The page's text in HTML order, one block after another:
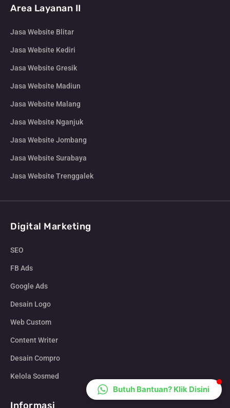
Online
Butuh Bantuan? Klik Disini
Area Layanan II
Jasa Website Blitar
Jasa Website Kediri
Jasa Website Gresik
Jasa Website Madiun
Jasa Website Malang
Jasa Website Nganjuk
Jasa Website Jombang
Jasa Website Surabaya
Jasa Website Trenggalek
Digital Marketing
SEO
FB Ads
Google Ads
Desain Logo
Web Custom
Content Writer
Desain Compro
Kelola Sosmed
Informasi